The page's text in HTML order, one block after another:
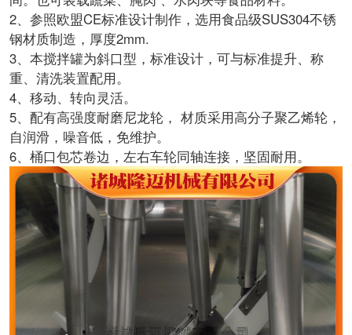
2、参照欧盟CE标准设计制作，选用食品级SUS304不锈
钢材质制造，厚度2mm.
3、本搅拌罐为斜口型，标准设计，可与标准提升、称
重、清洗装置配用。
4、移动、转向灵活。
5、配有高强度耐磨尼龙轮， 材质采用高分子聚乙烯轮，
自润滑，噪音低，免维护。
6、桶口包芯卷边，左右车轮同轴连接，坚固耐用。